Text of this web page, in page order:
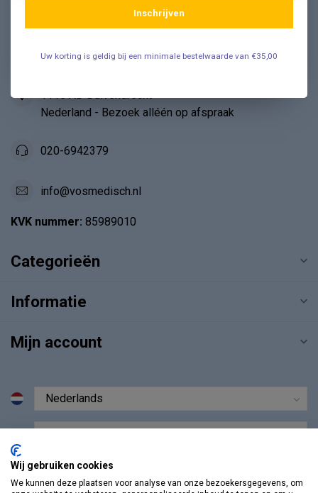
Vosmedisch.nl - A. Vos en Zoons B.V.
1115 AD Duivendrecht
Nederland - Bezoek alléén op afspraak
020-6942379
info@vosmedisch.nl
KVK nummer: 85989010
Categorieën
Informatie
Mijn account
Wij gebruiken cookies
We kunnen deze plaatsen voor analyse van onze bezoekersgegevens, om
Inschrijven
Uw korting is geldig bij een minimale bestelwaarde van €35,00